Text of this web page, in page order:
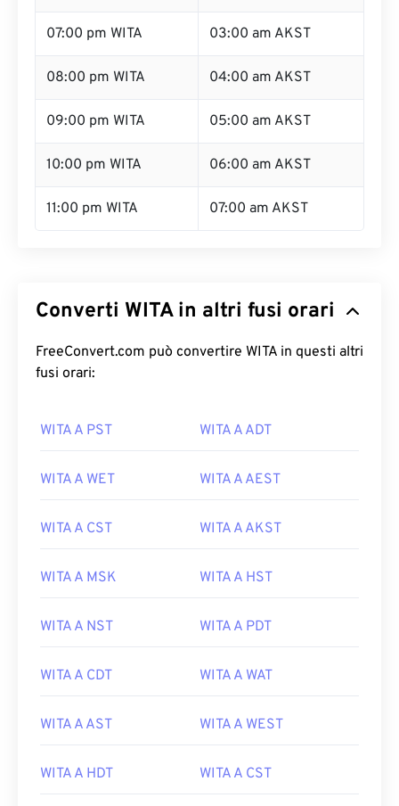
07:00 pm WITA 03:00 am AKST
08:00 pm WITA 04:00 am AKST
09:00 pm WITA 05:00 am AKST
10:00 pm WITA 06:00 am AKST
11:00 pm WITA 07:00 am AKST
Converti WITA in altri fusi orari
FreeConvert.com può convertire WITA in questi altri
fusi orari:
WITA A PST WITA A ADT
WITA A WET WITA A AEST
WITA A CST WITA A AKST
WITA A MSK WITA A HST
WITA A NST WITA A PDT
WITA A CDT WITA A WAT
WITA A AST WITA A WEST
WITA A HDT WITA A CST